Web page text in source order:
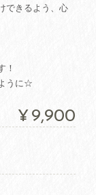
できるよう、心
！
うに☆
¥9,900